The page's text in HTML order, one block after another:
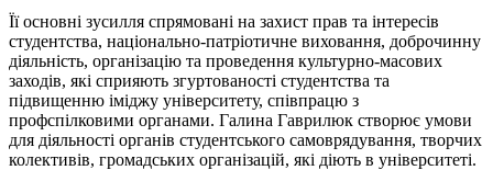
Її основні зусилля спрямовані на захист прав та інтересів
студентства, національно-патріотичне виховання, доброчинну
діяльність, організацію та проведення культурно-масових
заходів, які сприяють згуртованості студентства та
підвищенню іміджу університету, співпрацю з
профспілковими органами. Галина Гаврилюк створює умови
для діяльності органів студентського самоврядування, творчих
колективів, громадських організацій, які діють в університеті.